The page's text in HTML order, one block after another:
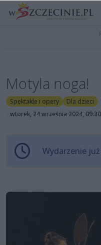
Motyla noga!
Spektakle i opery Dla dzieci
wtorek, 24 września 2024, 09:30
Wydarzenie już